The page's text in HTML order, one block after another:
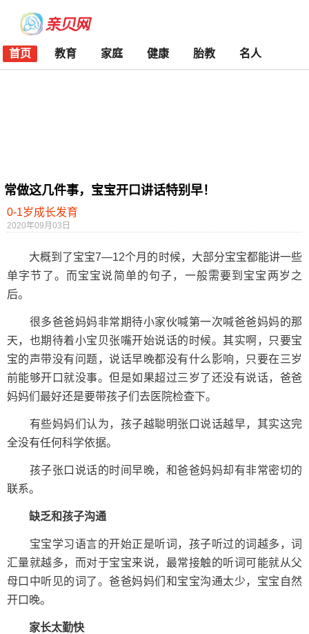
首页 教育 家庭 健康 胎教 名人
常做这几件事，宝宝开口讲话特别早！
0-1岁成长发育
2020年09月03日
大概到了宝宝7—12个月的时候，大部分宝宝都能讲一些
单字节了。而宝宝说简单的句子，一般需要到宝宝两岁之
后。
很多爸爸妈妈非常期待小家伙喊第一次喊爸爸妈妈的那
天，也期待着小宝贝张嘴开始说话的时候。其实啊，只要宝
宝的声带没有问题，说话早晚都没有什么影响，只要在三岁
前能够开口就没事。但是如果超过三岁了还没有说话，爸爸
妈妈们最好还是要带孩子们去医院检查下。
有些妈妈们认为，孩子越聪明张口说话越早，其实这完
全没有任何科学依据。
孩子张口说话的时间早晚，和爸爸妈妈却有非常密切的
联系。
缺乏和孩子沟通
宝宝学习语言的开始正是听词，孩子听过的词越多，词
汇量就越多，而对于宝宝来说，最常接触的听词可能就从父
母口中听见的词了。爸爸妈妈们和宝宝沟通太少，宝宝自然
开口晚。
家长太勤快